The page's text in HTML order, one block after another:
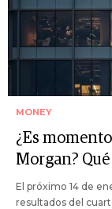
MONEY
¿Es
Morgan?
El próximo 14 de
resultados del